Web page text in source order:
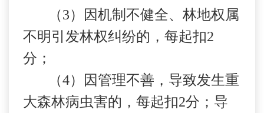
（3）因机制不健全、林地权属
不明引发林权纠纷的，每起扣2
分；
（4）因管理不善，导致发生重
大森林病虫害的，每起扣2分；导